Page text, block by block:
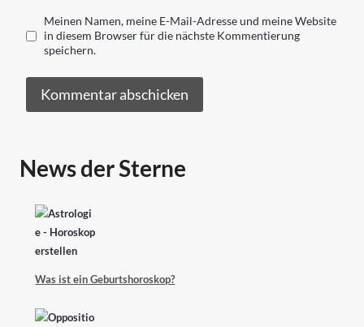
Meinen Namen, meine E-Mail-Adresse und meine Website
in diesem Browser für die nächste Kommentierung
speichern.
News der Sterne
Was ist ein Geburtshoroskop?